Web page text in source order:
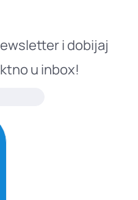
i dobijaj
u inbox!